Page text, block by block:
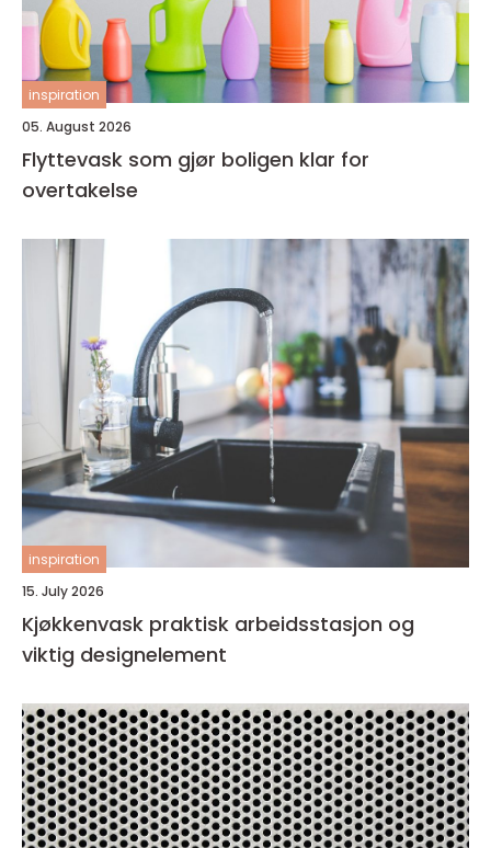
inspiration
05. August 2026
Flyttevask som gjør boligen klar for
overtakelse
inspiration
15. July 2026
Kjøkkenvask praktisk arbeidsstasjon og
viktig designelement